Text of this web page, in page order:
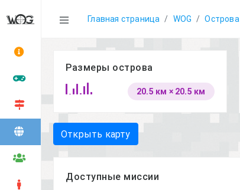
StatisticsГлавная страница WOG Острова
Размеры острова
20.5 км × 20.5 км
Открыть карту
Доступные миссии